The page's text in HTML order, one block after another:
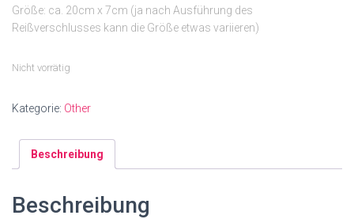
Größe: ca. 20cm x 7cm (ja nach Ausführung des
Reißverschlusses kann die Größe etwas variieren)
Nicht vorrätig
Kategorie: Other
Beschreibung
Beschreibung